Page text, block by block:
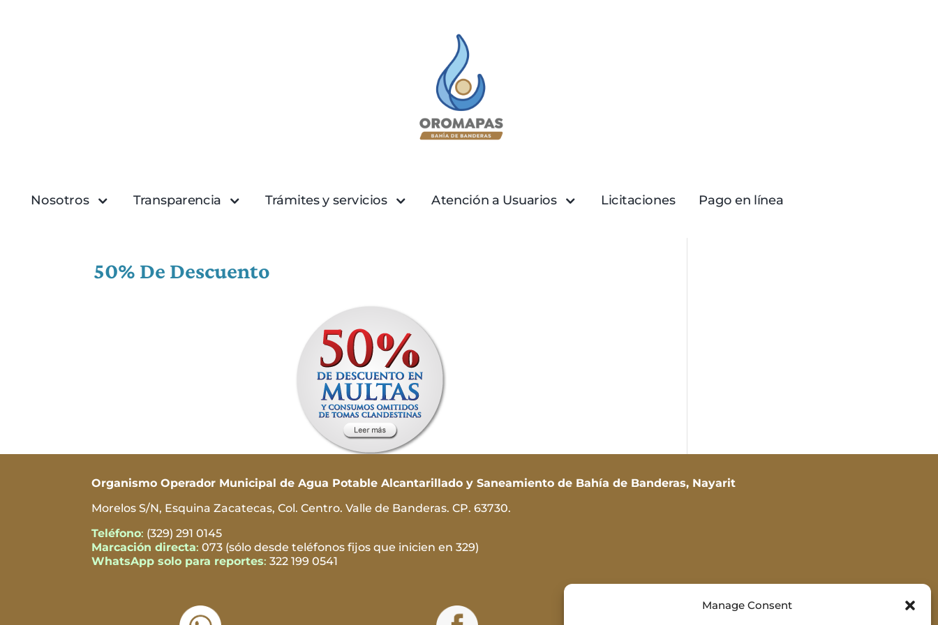
Manage Consent
Nosotros Transparencia Trámites y servicios Atención a Usuarios Licitaciones Pago en línea
50% De Descuento
Organismo Operador Municipal de Agua Potable Alcantarillado y Saneamiento de Bahía de Banderas, Nayarit
Morelos S/N, Esquina Zacatecas, Col. Centro. Valle de Banderas. CP. 63730.
Teléfono: (329) 291 0145
Marcación directa: 073 (sólo desde teléfonos fijos que inicien en 329)
WhatsApp solo para reportes: 322 199 0541